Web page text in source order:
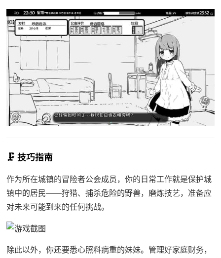
🗜️ 技巧指南
作为所在城镇的冒险者公会成员，你的日常工作就是保护城
镇中的居民——狩猎、捕杀危险的野兽，磨炼技艺，准备应
对未来可能到来的任何挑战。
除此以外，你还要悉心照料病重的妹妹。管理好家庭财务，